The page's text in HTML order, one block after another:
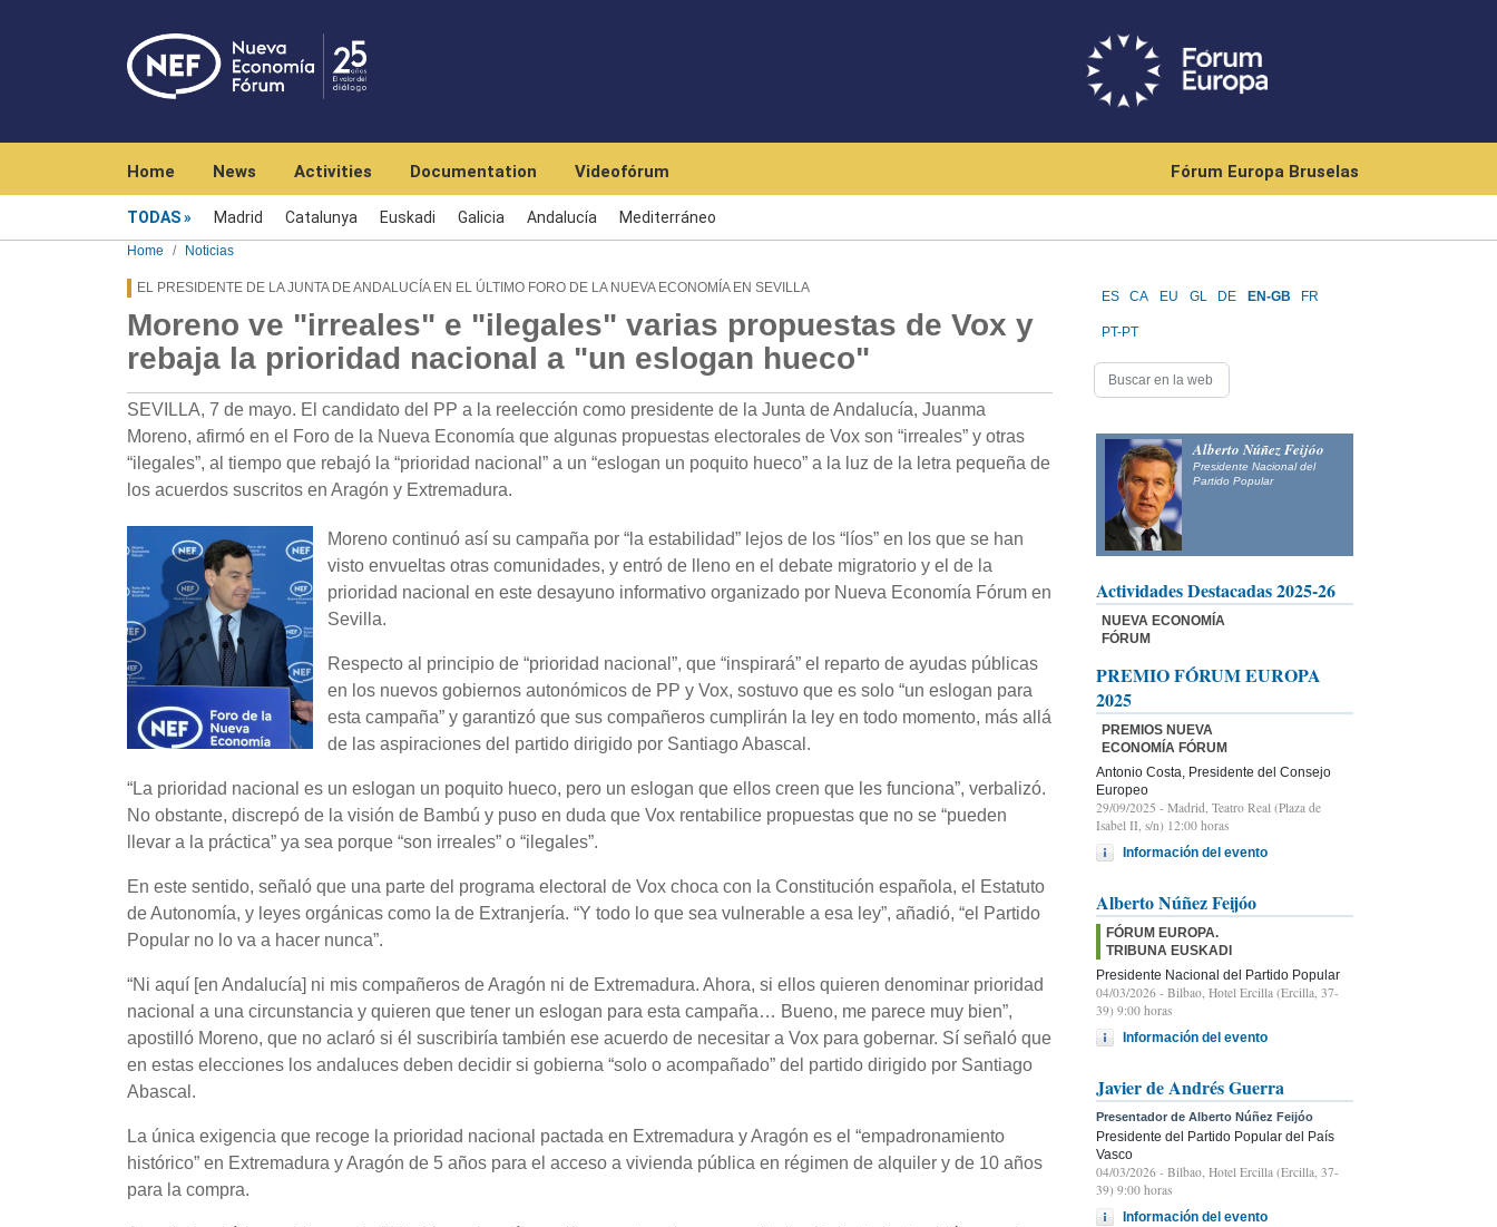
Home News Activities Documentation Videofórum Fórum Europa Bruselas
TODAS Madrid Catalunya Euskadi Galicia Andalucía Mediterráneo
Home Noticias
EL PRESIDENTE DE LA JUNTA DE ANDALUCÍA EN EL ÚLTIMO FORO DE LA NUEVA ECONOMÍA EN SEVILLA
Moreno ve "irreales" e "ilegales" varias propuestas de Vox y
rebaja la prioridad nacional a "un eslogan hueco"
SEVILLA, 7 de mayo. El candidato del PP a la reelección como presidente de la Junta de Andalucía, Juanma
Moreno, afirmó en el Foro de la Nueva Economía que algunas propuestas electorales de Vox son “irreales” y otras
“ilegales”, al tiempo que rebajó la “prioridad nacional” a un “eslogan un poquito hueco” a la luz de la letra pequeña de
los acuerdos suscritos en Aragón y Extremadura.
Moreno continuó así su campaña por “la estabilidad” lejos de los “líos” en los que se han
visto envueltas otras comunidades, y entró de lleno en el debate migratorio y el de la
prioridad nacional en este desayuno informativo organizado por Nueva Economía Fórum en
Sevilla.
Respecto al principio de “prioridad nacional”, que “inspirará” el reparto de ayudas públicas
en los nuevos gobiernos autonómicos de PP y Vox, sostuvo que es solo “un eslogan para
esta campaña” y garantizó que sus compañeros cumplirán la ley en todo momento, más allá
de las aspiraciones del partido dirigido por Santiago Abascal.
“La prioridad nacional es un eslogan un poquito hueco, pero un eslogan que ellos creen que les funciona”, verbalizó.
No obstante, discrepó de la visión de Bambú y puso en duda que Vox rentabilice propuestas que no se “pueden
llevar a la práctica” ya sea porque “son irreales” o “ilegales”.
En este sentido, señaló que una parte del programa electoral de Vox choca con la Constitución española, el Estatuto
de Autonomía, y leyes orgánicas como la de Extranjería. “Y todo lo que sea vulnerable a esa ley”, añadió, “el Partido
Popular no lo va a hacer nunca”.
“Ni aquí [en Andalucía] ni mis compañeros de Aragón ni de Extremadura. Ahora, si ellos quieren denominar prioridad
nacional a una circunstancia y quieren que tener un eslogan para esta campaña… Bueno, me parece muy bien”,
apostilló Moreno, que no aclaró si él suscribiría también ese acuerdo de necesitar a Vox para gobernar. Sí señaló que
en estas elecciones los andaluces deben decidir si gobierna “solo o acompañado” del partido dirigido por Santiago
Abascal.
La única exigencia que recoge la prioridad nacional pactada en Extremadura y Aragón es el “empadronamiento
histórico” en Extremadura y Aragón de 5 años para el acceso a vivienda pública en régimen de alquiler y de 10 años
para la compra.
ES CA EU GL DE EN-GB FR
PT-PT
Alberto Núñez Feijóo
Presidente Nacional del
Partido Popular
Actividades Destacadas 2025-26
NUEVA ECONOMÍA
FÓRUM
PREMIO FÓRUM EUROPA
2025
PREMIOS NUEVA
ECONOMÍA FÓRUM
Antonio Costa, Presidente del Consejo
Europeo
29/09/2025 - Madrid, Teatro Real (Plaza de
Isabel II, s/n) 12:00 horas
Información del evento
Alberto Núñez Feijóo
FÓRUM EUROPA.
TRIBUNA EUSKADI
Presidente Nacional del Partido Popular
04/03/2026 - Bilbao, Hotel Ercilla (Ercilla, 37-
39) 9:00 horas
Información del evento
Javier de Andrés Guerra
Presentador de Alberto Núñez Feijóo
Presidente del Partido Popular del País
Vasco
04/03/2026 - Bilbao, Hotel Ercilla (Ercilla, 37-
39) 9:00 horas
Información del evento